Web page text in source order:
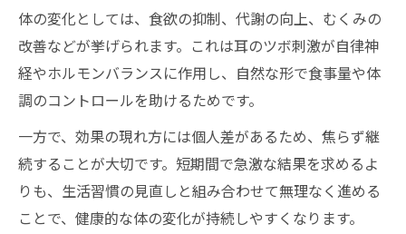
体の変化としては、食欲の抑制、代謝の向上、むくみの
改善などが挙げられます。これは耳のツボ刺激が自律神
経やホルモンバランスに作用し、自然な形で食事量や体
調のコントロールを助けるためです。
一方で、効果の現れ方には個人差があるため、焦らず継
続することが大切です。短期間で急激な結果を求めるよ
りも、生活習慣の見直しと組み合わせて無理なく進める
ことで、健康的な体の変化が持続しやすくなります。